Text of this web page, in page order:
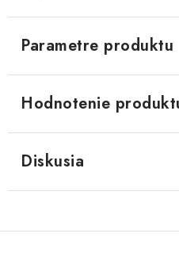
Parametre produktu
Hodnotenie
Diskusia